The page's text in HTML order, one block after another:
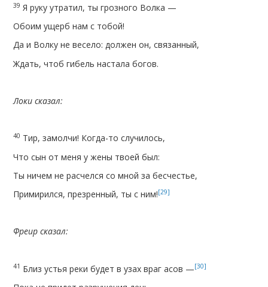
39 Я руку утратил, ты грозного Волка —
Обоим ущерб нам с тобой!
Да и Волку не весело: должен он, связанный,
Ждать, чтоб гибель настала богов.
Локи сказал:
40 Тир, замолчи! Когда-то случилось,
Что сын от меня у жены твоей был:
Ты ничем не расчелся со мной за бесчестье,
Примирился, презренный, ты с ним![29]
Фреир сказал:
41 Близ устья реки будет в узах враг асов —[30]